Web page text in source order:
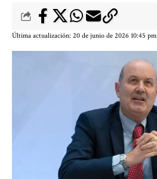
Última actualización: 20 de junio de 2026 10:45 pm